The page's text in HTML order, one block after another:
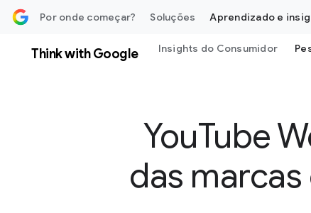
conteúdoPor onde começar? Soluções Aprendizado e
Think with Google Insights do Consumidor
YouTube
das